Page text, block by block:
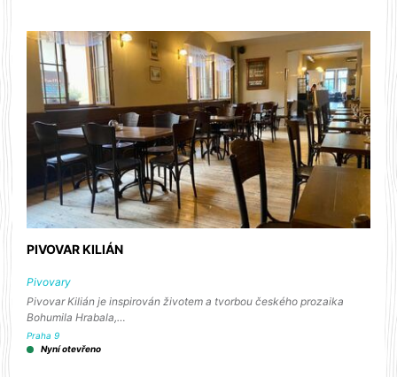
PIVOVAR KILIÁN
Pivovary
Pivovar Kilián je inspirován životem a tvorbou českého prozaika
Bohumila Hrabala,…
Praha 9
Nyní otevřeno